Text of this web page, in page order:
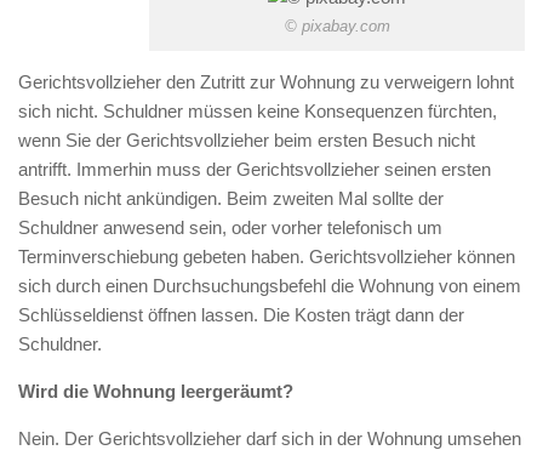
© pixabay.com
Gerichtsvollzieher den Zutritt zur Wohnung zu verweigern lohnt
sich nicht. Schuldner müssen keine Konsequenzen fürchten,
wenn Sie der Gerichtsvollzieher beim ersten Besuch nicht
antrifft. Immerhin muss der Gerichtsvollzieher seinen ersten
Besuch nicht ankündigen. Beim zweiten Mal sollte der
Schuldner anwesend sein, oder vorher telefonisch um
Terminverschiebung gebeten haben. Gerichtsvollzieher können
sich durch einen Durchsuchungsbefehl die Wohnung von einem
Schlüsseldienst öffnen lassen. Die Kosten trägt dann der
Schuldner.
Wird die Wohnung leergeräumt?
Nein. Der Gerichtsvollzieher darf sich in der Wohnung umsehen